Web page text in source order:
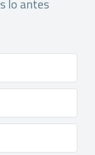
lo antes